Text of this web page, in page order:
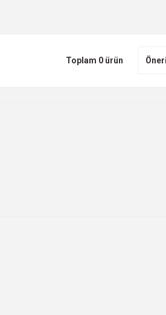
Toplam 0 ürün